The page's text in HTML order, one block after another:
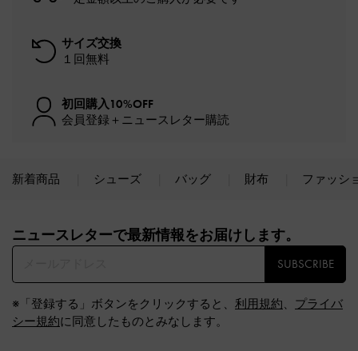
サイズ交換
１回無料
初回購入10%OFF
会員登録＋ニュースレター購読
新着商品 シューズ バッグ 財布 ファッシ
ニュースレターで最新情報をお届けします。​
SUBSCRIBE
※「登録する」ボタンをクリックすると、 利用規約、 プライバ
シー規約に同意したものとみなします。